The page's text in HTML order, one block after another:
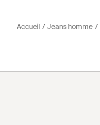
Accueil Jeans homme